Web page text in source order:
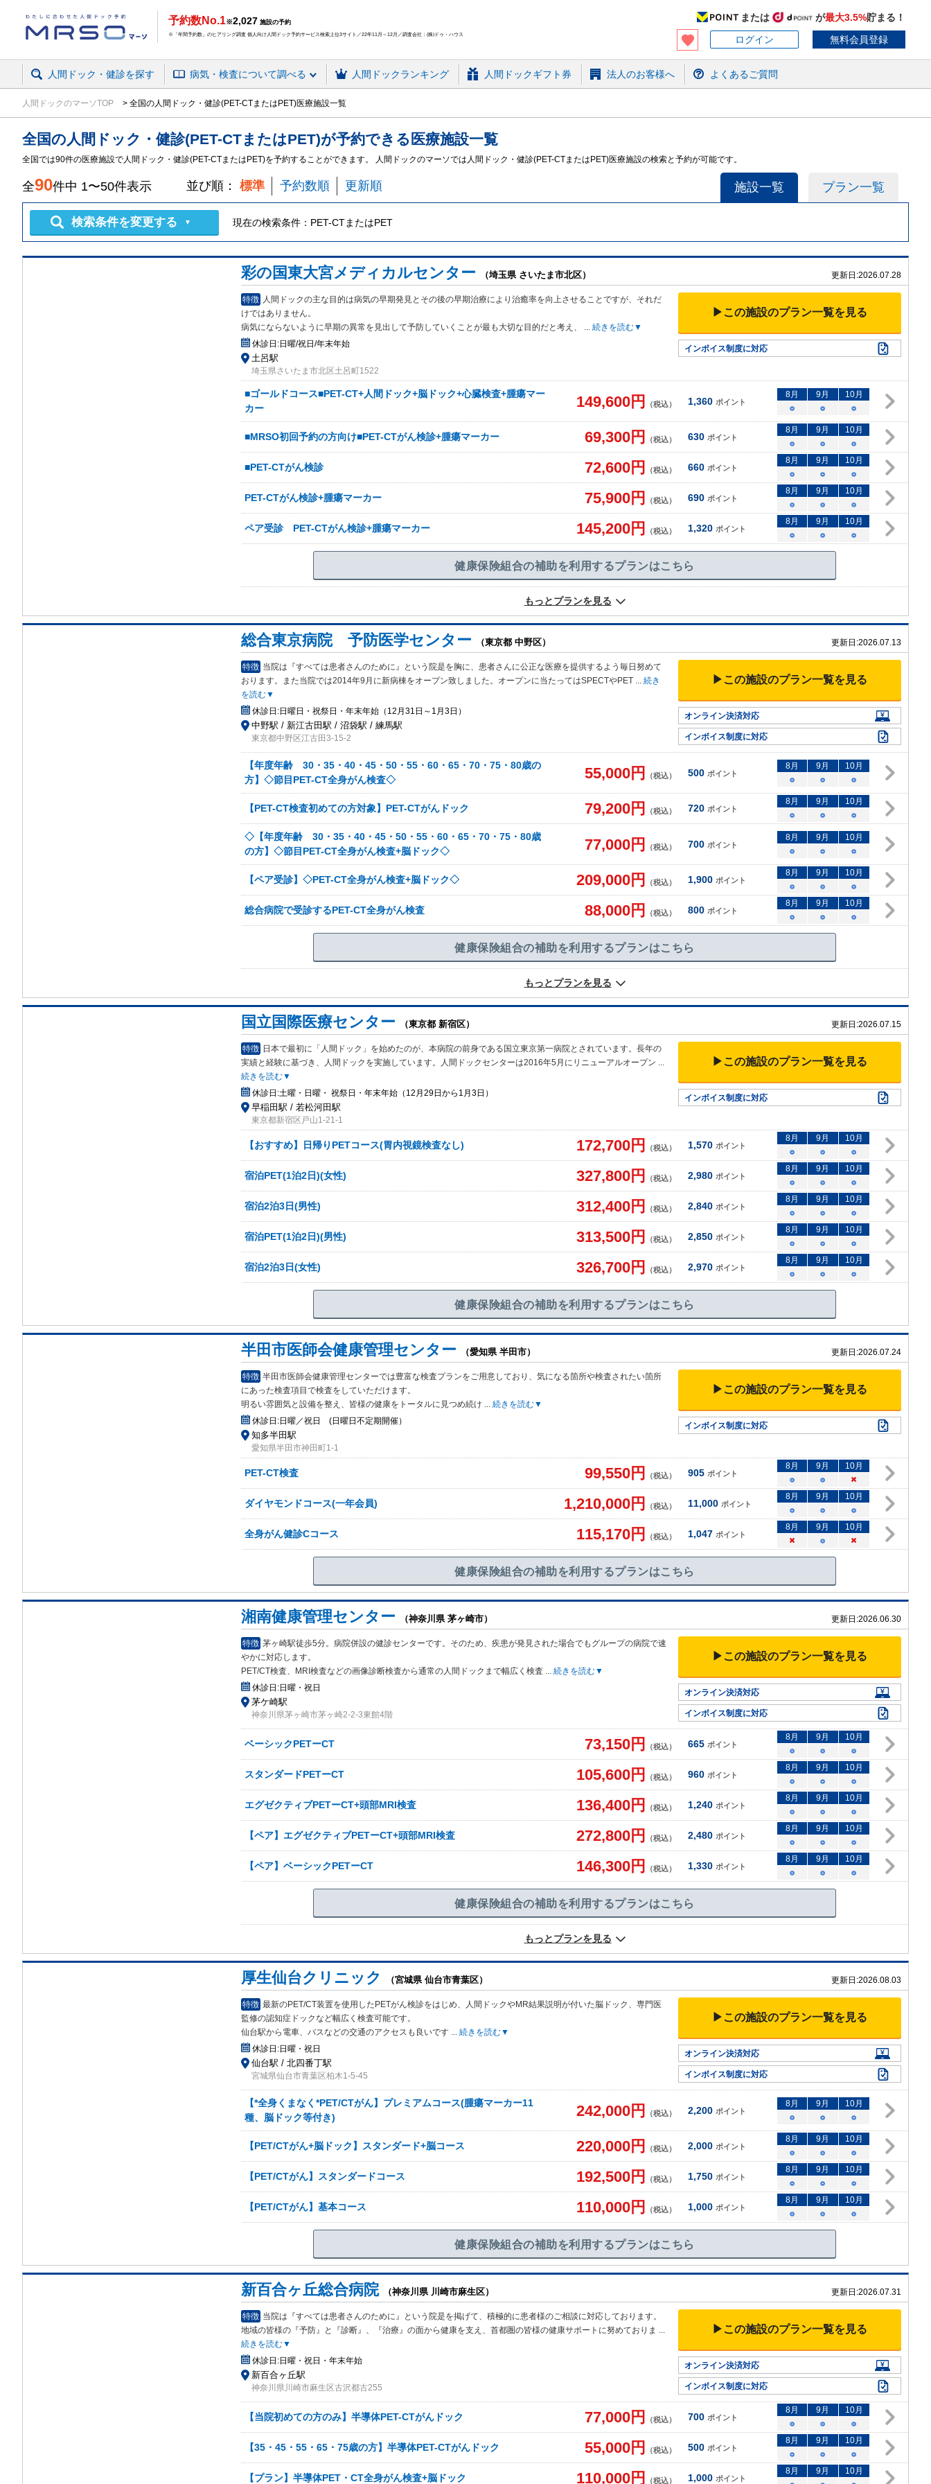
予約数No.1※2,027 施設の予約
※「年間予約数」のヒアリング調査 個人向け人間ドック予約サービス検索上位3サイト／22年11月～12月／調査会社：(株)ドゥ・ハウス
または が最大3.5%貯まる！
ログイン
無料会員登録
人間ドック・健診を探す 病気・検査について調べる 人間ドックランキング 人間ドックギフト券 法人のお客様へ よくあるご質問
人間ドックのマーソTOP 全国の人間ドック・健診(PET-CTまたはPET)医療施設一覧
全国の 人間ドック・健診(PET-CTまたはPET)が予約できる 医療施設一覧
全国では90件の医療施設で人間ドック・健診(PET-CTまたはPET)を予約することができます。 人間ドックのマーソでは人間ドック・健診(PET-CTまたはPET)医療施設の検索と予約が可能です。
施設一覧 プラン一覧
全90件中 1〜50件表示 並び順： 標準 予約数順 更新順
検索条件を変更する ▼ 現在の検索条件： PET-CTまたはPET
彩の国東大宮メディカルセンター （埼玉県 さいたま市北区） 更新日:2026.07.28
特徴 人間ドックの主な目的は病気の早期発見とその後の早期治療により治癒率を向上させることですが、それだ
けではありません。
病気にならないように早期の異常を見出して予防していくことが最も大切な目的だと考え、
... 続きを読む▼
休診日:日曜/祝日/年末年始
土呂駅
埼玉県さいたま市北区土呂町1522
▶この施設のプラン一覧を見る
インボイス制度に対応
■ゴールドコース■PET-CT+人間ドック+脳ドック+心臓検査+腫瘍マー
カー
149,600円 （税込） 1,360 ポイント
8月 9月 10月
○
○ ○
■MRSO初回予約の方向け■PET-CTがん検診+腫瘍マーカー 69,300円 （税込） 630 ポイント
8月 9月 10月
○
○ ○
■PET-CTがん検診 72,600円 （税込） 660 ポイント
8月 9月 10月
○
○ ○
PET-CTがん検診+腫瘍マーカー 75,900円 （税込） 690 ポイント
8月 9月 10月
○
○ ○
ペア受診 PET-CTがん検診+腫瘍マーカー 145,200円 （税込） 1,320 ポイント
8月 9月 10月
○
○ ○
健康保険組合の補助を利用するプランはこちら
もっとプランを見る
総合東京病院 予防医学センター （東京都 中野区） 更新日:2026.07.13
特徴 当院は『すべては患者さんのために』という院是を胸に、患者さんに公正な医療を提供するよう毎日努めて
おり ます。また当院では2014年9月に新病棟をオープン致しました。オープンに当たってはSPECTやPET ... 続き
を読む▼
休診日:日曜日・祝祭日・年末年始（12月31日～1月3日）
中野駅 / 新江古田駅 / 沼袋駅 / 練馬駅
東京都中野区江古田3-15-2
▶この施設のプラン一覧を見る
オンライン決済対応
インボイス制度に対応
【年度年齢 30・35・40・45・50・55・60・65・70・75・80歳の
方】◇節目PET-CT全身がん検査◇
55,000円 （税込） 500 ポイント
8月 9月 10月
○
○ ○
【PET-CT検査初めての方対象】PET-CTがんドック 79,200円 （税込） 720 ポイント
8月 9月 10月
○
○ ○
◇【年度年齢 30・35・40・45・50・55・60・65・70・75・80歳
の方】◇節目PET-CT全身がん検査+脳ドック◇
77,000円 （税込） 700 ポイント
8月 9月 10月
○
○ ○
【ペア受診】◇PET-CT全身がん検査+脳ドック◇ 209,000円 （税込） 1,900 ポイント
8月 9月 10月
○
○ ○
総合病院で受診するPET-CT全身がん検査 88,000円 （税込） 800 ポイント
8月 9月 10月
○
○ ○
健康保険組合の補助を利用するプランはこちら
もっとプランを見る
国立国際医療センター （東京都 新宿区） 更新日:2026.07.15
特徴 日本で最初に「人間ドック」を始めたのが、本病院の前身である国立東京第一病院とされています。長年の
実績と経験に基づき、人間ドックを実施しています。人間ドックセンターは2016年5月にリニューアルオープン ...
続きを読む▼
休診日:土曜・日曜・ 祝祭日・年末年始（12月29日から1月3日）
早稲田駅 / 若松河田駅
東京都新宿区戸山1-21-1
▶この施設のプラン一覧を見る
インボイス制度に対応
【おすすめ】日帰りPETコース(胃内視鏡検査なし) 172,700円 （税込） 1,570 ポイント
8月 9月 10月
○
○ ○
宿泊PET(1泊2日)(女性) 327,800円 （税込） 2,980 ポイント
8月 9月 10月
○
○ ○
宿泊2泊3日(男性) 312,400円 （税込） 2,840 ポイント
8月 9月 10月
○
○ ○
宿泊PET(1泊2日)(男性) 313,500円 （税込） 2,850 ポイント
8月 9月 10月
○
○ ○
宿泊2泊3日(女性) 326,700円 （税込） 2,970 ポイント
8月 9月 10月
○
○ ○
健康保険組合の補助を利用するプランはこちら
半田市医師会健康管理センター （愛知県 半田市） 更新日:2026.07.24
特徴 半田市医師会健康管理センターでは豊富な検査プランをご用意しており、気になる箇所や検査されたい箇所
にあ った検査項目で検査をしていただけます。
明るい雰囲気と設備を整え、皆様の健康をトータルに見つめ続け ... 続きを読む▼
休診日:日曜／祝日 (日曜日不定期開催）
知多半田駅
愛知県半田市神田町1-1
▶この施設のプラン一覧を見る
インボイス制度に対応
PET-CT検査 99,550円 （税込） 905 ポイント
8月 9月 10月
○
○ ×
ダイヤモンドコース(一年会員) 1,210,000円 （税込） 11,000 ポイント
8月 9月 10月
○
○ ○
全身がん健診Cコース 115,170円 （税込） 1,047 ポイント
8月 9月 10月
×
○ ×
健康保険組合の補助を利用するプランはこちら
湘南健康管理センター （神奈川県 茅ヶ崎市） 更新日:2026.06.30
特徴 茅ヶ崎駅徒歩5分。病院併設の健診センターです。そのため、疾患が発見された場合でもグループの病院で速
やかに対応します。
PET/CT検査、MRI検査などの画像診断検査から通常の人間ドックまで幅広く検査 ... 続きを読む▼
休診日:日曜・祝日
茅ケ崎駅
神奈川県茅ヶ崎市茅ヶ崎2-2-3東館4階
▶この施設のプラン一覧を見る
オンライン決済対応
インボイス制度に対応
ベーシックPETーCT 73,150円 （税込） 665 ポイント
8月 9月 10月
○
○ ○
スタンダードPETーCT 105,600円 （税込） 960 ポイント
8月 9月 10月
○
○ ○
エグゼクティブPETーCT+頭部MRI検査 136,400円 （税込） 1,240 ポイント
8月 9月 10月
○
○ ○
【ペア】エグゼクティブPETーCT+頭部MRI検査 272,800円 （税込） 2,480 ポイント
8月 9月 10月
○
○ ○
【ペア】ベーシックPETーCT 146,300円 （税込） 1,330 ポイント
8月 9月 10月
○
○ ○
健康保険組合の補助を利用するプランはこちら
もっとプランを見る
厚生仙台クリニック （宮城県 仙台市青葉区） 更新日:2026.08.03
特徴 最新のPET/CT装置を使用したPETがん検診をはじめ、人間ドックやMR結果説明が付いた脳ドック、専門医
監修の認知症ドックなど幅広く検査可能です。
仙台駅から電車、バスなどの交通のアクセスも良いです ... 続きを読む▼
休診日:日曜・祝日
仙台駅 / 北四番丁駅
宮城県仙台市青葉区柏木1-5-45
▶この施設のプラン一覧を見る
オンライン決済対応
インボイス制度に対応
【*全身くまなく*PET/CTがん】プレミアムコース(腫瘍マーカー11
種、脳ドック等付き)
242,000円 （税込） 2,200 ポイント
8月 9月 10月
○
○ ○
【PET/CTがん+脳ドック】スタンダード+脳コース 220,000円 （税込） 2,000 ポイント
8月 9月 10月
○
○ ○
【PET/CTがん】スタンダードコース 192,500円 （税込） 1,750 ポイント
8月 9月 10月
○
○ ○
【PET/CTがん】基本コース 110,000円 （税込） 1,000 ポイント
8月 9月 10月
○
○ ○
健康保険組合の補助を利用するプランはこちら
新百合ヶ丘総合病院 （神奈川県 川崎市麻生区） 更新日:2026.07.31
特徴 当院は『すべては患者さんのために』という院是を掲げて、積極的に患者様のご相談に対応しております。
地域の皆様の『予防』と『診断』、『治療』の面から健康を支え、首都圏の皆様の健康サポートに努めておりま ...
続きを読む▼
休診日:日曜・祝日・年末年始
新百合ヶ丘駅
神奈川県川崎市麻生区古沢都古255
▶この施設のプラン一覧を見る
オンライン決済対応
インボイス制度に対応
【当院初めての方のみ】半導体PET-CTがんドック 77,000円 （税込） 700 ポイント
8月 9月 10月
○
○ ○
【35・45・55・65・75歳の方】半導体PET-CTがんドック 55,000円 （税込） 500 ポイント
8月 9月 10月
○
○ ○
【プラン】半導体PET・CT全身がん検査+脳ドック 110,000円 （税込） 1,000 ポイント
8月 9月 10月